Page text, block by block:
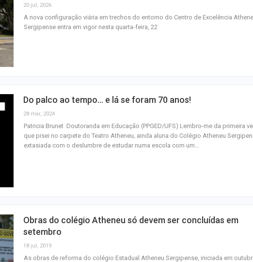
20 jul, 2026
A nova configuração viária em trechos do entorno do Centro de Excelência
Sergipense entra em vigor nesta quarta-feira, 22
Do palco ao tempo… e lá se foram 70 anos!
28 mar, 2024
Patricia Brunet Doutoranda em Educação (PPGED/UFS) Lembro-me da primeira
que pisei no carpete do Teatro Atheneu, ainda aluna do Colégio Atheneu
extasiada com o deslumbre de estudar numa escola com um…
Obras do colégio Atheneu só devem ser concluídas em
setembro
18 jul, 2019
As obras de reforma do colégio Estadual Atheneu Sergipense, iniciada em
Produção de
Baixo São